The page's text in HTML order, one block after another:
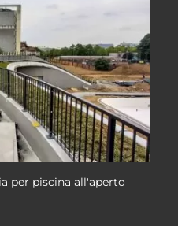
per piscina all'aperto